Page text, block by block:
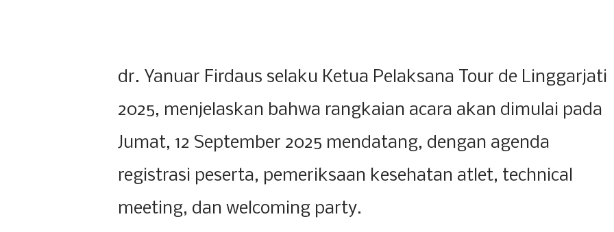
dr. Yanuar Firdaus selaku Ketua Pelaksana Tour de Linggarjati
2025, menjelaskan bahwa rangkaian acara akan dimulai pada
Jumat, 12 September 2025 mendatang, dengan agenda
registrasi peserta, pemeriksaan kesehatan atlet, technical
meeting, dan welcoming party.